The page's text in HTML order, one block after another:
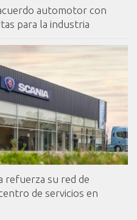
automotor con
para la industria
refuerza su red de
de servicios en